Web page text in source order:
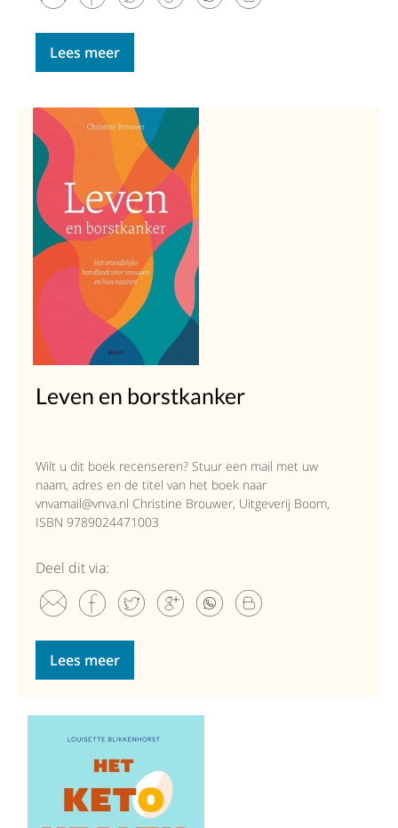
Lees meer
Leven en borstkanker
Wilt u dit boek recenseren? Stuur een mail met uw
naam, adres en de titel van het boek naar
vnvamail@vnva.nl Christine Brouwer, Uitgeverij Boom,
ISBN 9789024471003
Deel dit via:
Lees meer